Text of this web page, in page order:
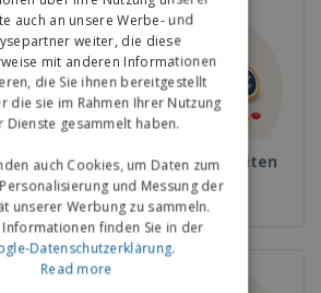
Essen und Süßigkeiten
auch an unsere Werbe- und
weiter, die diese
mit anderen Informationen
die Sie ihnen bereitgestellt
die sie im Rahmen Ihrer Nutzung
Dienste gesammelt haben.
auch Cookies, um Daten zum
und Messung der
unserer Werbung zu sammeln.
finden Sie in der
Datenschutzerklärung.
Read more